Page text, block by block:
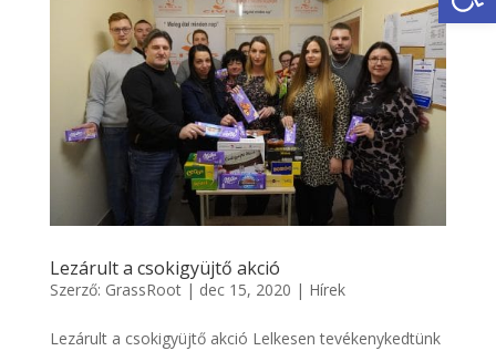
Lezárult a csokigyüjtő akció
Szerző: GrassRoot| dec 15, 2020 | Hírek
Lezárult a csokigyüjtő akció Lelkesen tevékenykedtünk